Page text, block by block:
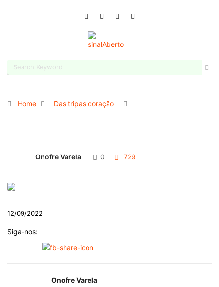
Home Das tripas coração
Onofre Varela 0 729
12/09/2022
Siga-nos:
Onofre Varela